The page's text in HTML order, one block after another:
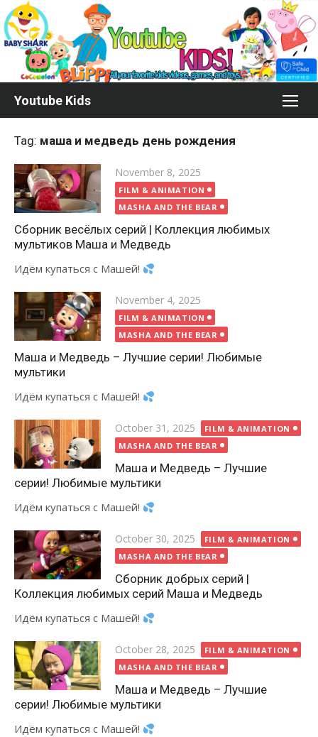
Skip
to
content
Youtube Kids
Tag: маша и медведь день рождения
Posted
on
November 8, 2025
FILM & ANIMATION
MASHA AND THE BEAR
Сборник весёлых серий | Коллекция любимых
мультиков Маша и Медведь
Идём купаться с Машей!
Posted
on
November 4, 2025
FILM & ANIMATION
MASHA AND THE BEAR
Маша и Медведь – Лучшие серии! Любимые
мультики
Идём купаться с Машей!
Posted
on
October 31, 2025
FILM & ANIMATION
MASHA AND THE BEAR
Маша и Медведь – Лучшие
серии! Любимые мультики
Идём купаться с Машей!
Posted
on
October 30, 2025
FILM & ANIMATION
MASHA AND THE BEAR
Сборник добрых серий |
Коллекция любимых серий Маша и Медведь
Идём купаться с Машей!
Posted
on
October 28, 2025
FILM & ANIMATION
MASHA AND THE BEAR
Маша и Медведь – Лучшие
серии! Любимые мультики
Идём купаться с Машей!